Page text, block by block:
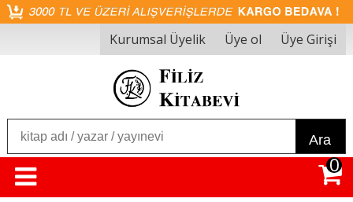
Kurumsal Üyelik Üye ol Üye Girişi
Ara
0